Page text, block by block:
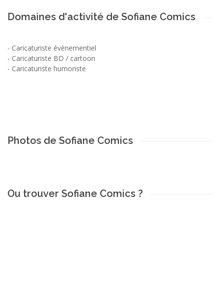
Domaines d'activité de Sofiane Comics
- Caricaturiste évènementiel
- Caricaturiste BD / cartoon
- Caricaturiste humoriste
Photos de Sofiane Comics
Ou trouver Sofiane Comics ?